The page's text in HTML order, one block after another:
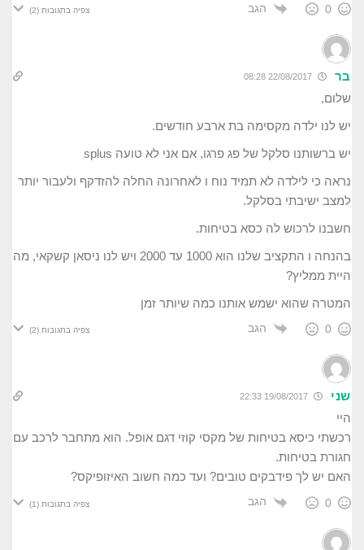
0 הגב צפיה בתגובות (2)
בר 22/08/2017 08:28
שלום,
יש לנו ילדה מקסימה בת ארבע חודשים.
יש ברשותנו סלקל של פג פרגו, אם אני לא טועה splus
נראה כי לילדה לא תמיד נוח ו לאחרונה החלה להזדקף ולעבור יותר
למצב ישיבתי בסלקל.
חשבנו לרכוש לה כסא בטיחות.
בהנחה ו התקציב שלנו הוא 1000 עד 2000 ויש לנו ניסאן קשקאי, מה
היית ממליץ?
המטרה שהוא ישמש אותנו כמה שיותר זמן
0 הגב צפיה בתגובות (2)
שני 19/08/2017 22:33
היי
רכשתי כיסא בטיחות של מקסי קוזי דגם אופל. הוא מתחבר לרכב עם
חגורת בטיחות.
האם יש לך פידבקים טובים? ועד כמה חשוב האיזופיקס?
0 הגב צפיה בתגובות (1)